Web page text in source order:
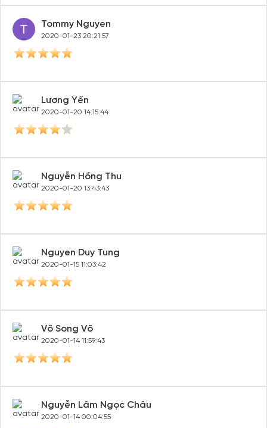
Lê Huy Hoàng
2020-01-26 19:32:20
J a s m i n e ⚪️
2020-01-26 12:50:41
Tommy Nguyen
2020-01-23 20:21:57
Lương Yến
2020-01-20 14:15:44
Nguyễn Hồng Thu
2020-01-20 13:43:43
Nguyen Duy Tung